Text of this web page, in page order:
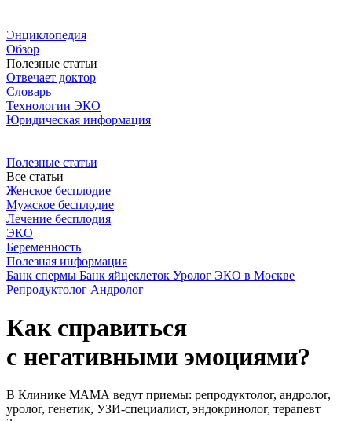
Энциклопедия
Обзор
Полезные статьи
Отвечает доктор
Словарь
Технологии ЭКО
Юридическая информация
Полезные статьи
Все статьи
Женское бесплодие
Мужское бесплодие
Лечение бесплодия
ЭКО
Беременность
Полезная информация
Банк спермы Банк яйцеклеток Уролог ЭКО в Москве
Репродуктолог Андролог
Как справиться
с негативными эмоциями?
В Клинике МАМА ведут приемы: репродуктолог, андролог,
уролог, генетик, УЗИ-специалист, эндокринолог, терапевт